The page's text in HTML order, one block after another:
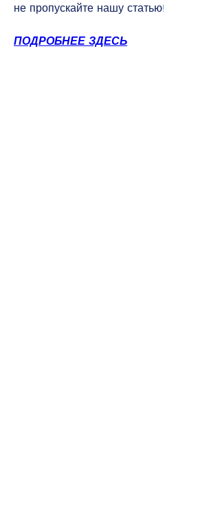
не пропускайте нашу статью!
ПОДРОБНЕЕ ЗДЕСЬ